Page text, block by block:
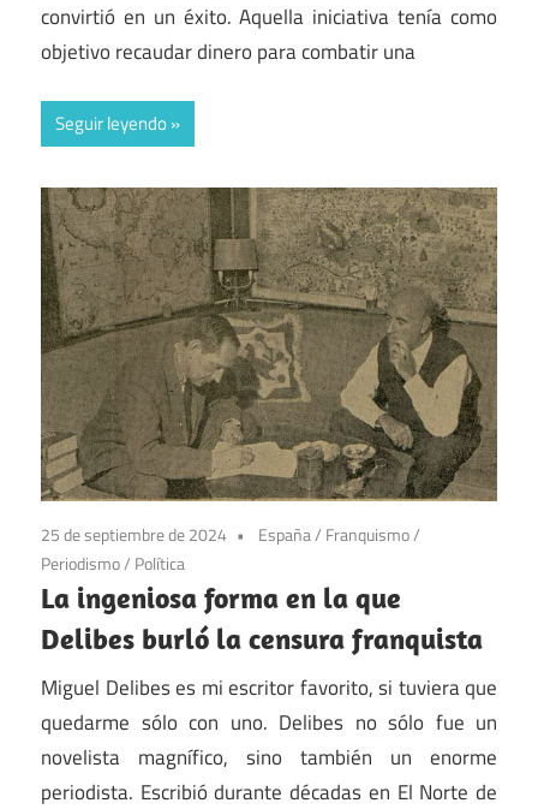
convirtió en un éxito. Aquella iniciativa tenía como
objetivo recaudar dinero para combatir una
Seguir leyendo
25 de septiembre de 2024 España/ Franquismo/
Periodismo/ Política
La ingeniosa forma en la que
Delibes burló la censura franquista
Miguel Delibes es mi escritor favorito, si tuviera que
quedarme sólo con uno. Delibes no sólo fue un
novelista magnífico, sino también un enorme
periodista. Escribió durante décadas en El Norte de